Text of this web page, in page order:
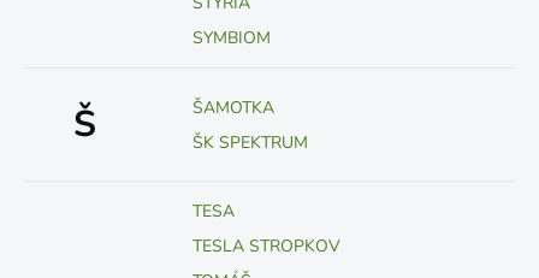
SYMBIOM
Š
ŠAMOTKA
ŠK SPEKTRUM
TESA
TESLA STROPKOV